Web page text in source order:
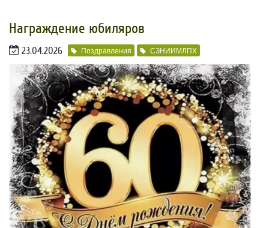
Награждение юбиляров
23.04.2026 Поздравления СЗНИИМЛПХ